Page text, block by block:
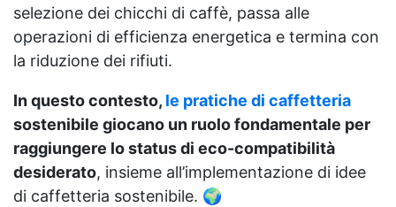
selezione dei chicchi di caffè, passa alle
operazioni di efficienza energetica e termina con
la riduzione dei rifiuti.
In questo contesto, le pratiche di caffetteria
sostenibile giocano un ruolo fondamentale per
raggiungere lo status di eco-compatibilità
desiderato, insieme all’implementazione di idee
di caffetteria sostenibile. 🌍